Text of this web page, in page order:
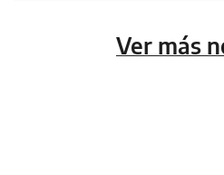
Ver más